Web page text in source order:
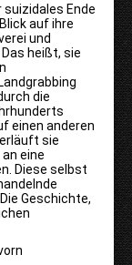
suizidales Ende
auf ihre
und
heißt, sie
die
einen anderen
sie
eine
Diese selbst
Geschichte,